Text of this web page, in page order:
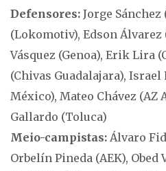
Defensores: Jorge Sánchez
(Lokomotiv), Edson Álvarez
Vásquez (Genoa), Erik Lira
(Chivas Guadalajara), Israel
México), Mateo Chávez (AZ
Gallardo (Toluca)
Meio-campistas: Álvaro
Orbelín Pineda (AEK), Obed